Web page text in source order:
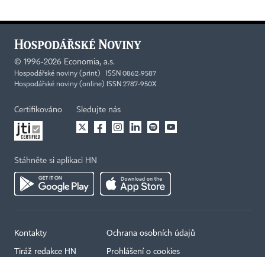
© 1996-2026 Economia, a.s.
Hospodářské noviny (print) ISSN 0862-9587
Hospodářské noviny (online) ISSN 2787-950X
Certifikováno Sledujte nás
Stáhněte si aplikaci HN
Kontakty
Tiráž redakce HN
Ochrana osobních údajů
Prohlášení o cookies